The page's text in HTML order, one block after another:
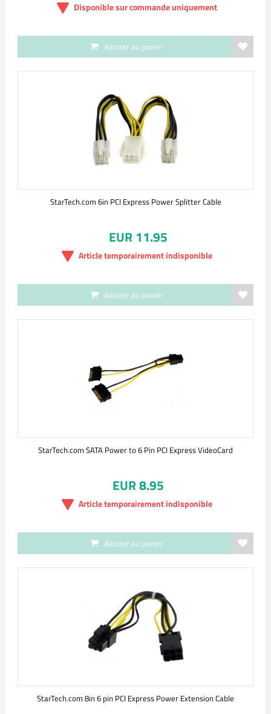
Disponible sur commande uniquement
Ajouter au panier
StarTech.com 6in PCI Express Power Splitter Cable
EUR 11.95
Article temporairement indisponible
Ajouter au panier
StarTech.com SATA Power to 6 Pin PCI Express VideoCard
EUR 8.95
Article temporairement indisponible
Ajouter au panier
StarTech.com 8in 6 pin PCI Express Power Extension Cable